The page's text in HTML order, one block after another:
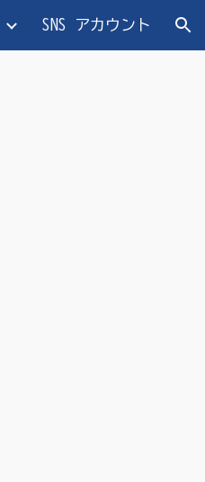
SNS アカウント